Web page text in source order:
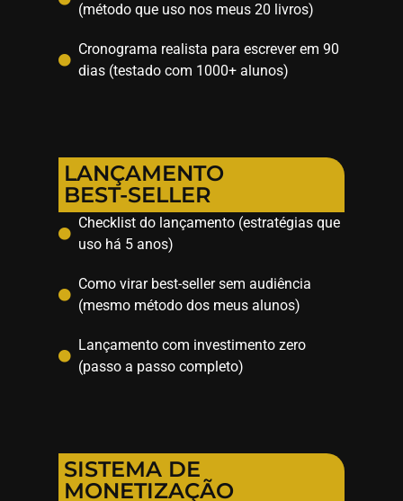
(método que uso nos meus 20 livros)
Cronograma realista para escrever em 90
dias (testado com 1000+ alunos)
LANÇAMENTO
BEST-SELLER
Checklist do lançamento (estratégias que
uso há 5 anos)
Como virar best-seller sem audiência
(mesmo método dos meus alunos)
Lançamento com investimento zero
(passo a passo completo)
SISTEMA DE
MONETIZAÇÃO